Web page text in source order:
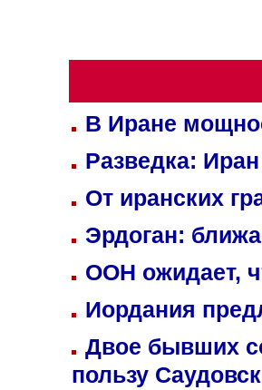
В Иране
Разведка:
От иранских
Эрдоган:
ООН ожидает,
Иордания
Двое бывших
пользу